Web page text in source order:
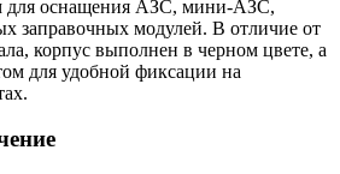
для оснащения АЗС, мини-АЗС,
заправочных модулей. В отличие от
корпус выполнен в черном цвете, а
для удобной фиксации на